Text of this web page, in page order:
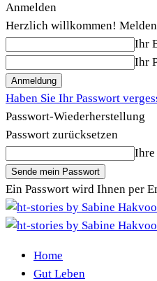
Anmelden
Herzlich willkommen!
Ihr
Ihr
Haben Sie Ihr Passwort
Passwort-Wiederherstellung
Passwort zurücksetzen
Ihre
Ein Passwort wird Ihnen per
Home
Gut Leben